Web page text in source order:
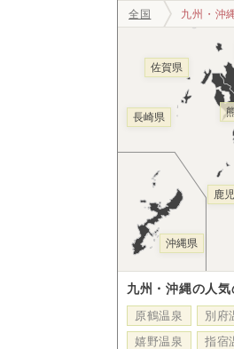
全国 九州・沖
佐賀県
長崎県
鹿
沖縄県
九州・沖縄の人
原鶴温泉 別府
嬉野温泉
指宿